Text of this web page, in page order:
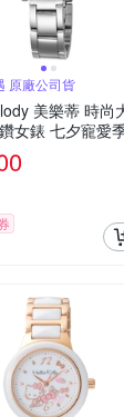
原廠公司貨
美樂蒂 時尚
女錶 七夕寵愛
薦-銀x桃粉/27mm L